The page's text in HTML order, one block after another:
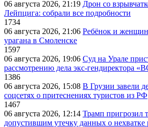
06 августа 2026, 21:19 Дрон со
Лейпцига: собрали все подробности
1734
06 августа 2026, 21:06 Ребёнок и
урагана в Смоленске
1597
06 августа 2026, 19:06 Суд на Урале
рассмотрению дела экс-гендиректора
1386
06 августа 2026, 15:08 В Грузии завели
соцсетях о притеснениях туристов из РФ
1467
06 августа 2026, 12:14 Трамп пригрозил
допустившим утечку данных о